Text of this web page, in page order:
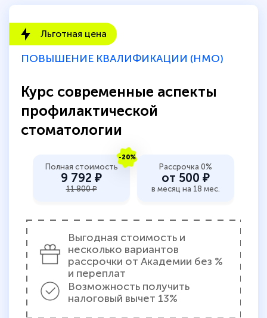
Льготная цена
ПОВЫШЕНИЕ КВАЛИФИКАЦИИ (НМО)
Курс современные аспекты
профилактической
стоматологии
-20%
Полная стоимость
9 792 ₽
11 800 ₽
Рассрочка 0%
от 500 ₽
в месяц на 18 мес.
Выгодная стоимость и
несколько вариантов
рассрочки от Академии без %
и переплат
Возможность получить
налоговый вычет 13%